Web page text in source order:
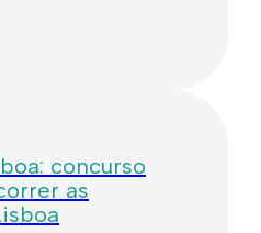
concurso
as